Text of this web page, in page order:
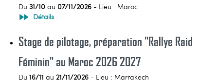
Du 31/10 au 07/11/2026 - Lieu : Maroc
Détails
Stage de pilotage, préparation "Rallye Raid
Féminin" au Maroc 2026 2027
Du 16/11 au 21/11/2026 - Lieu : Marrakech